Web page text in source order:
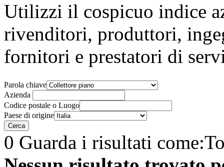
Utilizzi il cospicuo indice
rivenditori, produttori,
fornitori e prestatori di
Parola chiave
Azienda
Codice postale o Luogo
Paese di origine
0 Guarda i risultati come: